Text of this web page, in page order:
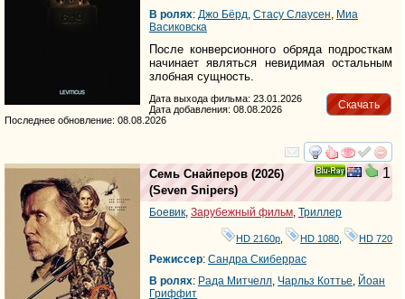
В ролях: Джо Бёрд, Стаcy Cлаусен, Миа
Васиковска
После конверсионного обряда подросткам
начинает являться невидимая остальным
злобная сущность.
Скачать
Дата выхода фильма: 23.01.2026
Дата добавления: 08.08.2026
Последнее обновление: 08.08.2026
смотреть
1
Семь Снайперов (2026)
(Seven Snipers)
Боевик Зарубежный фильм Триллер
HD 2160р HD 1080 HD 720
Режиссер: Сандра Скиберрас
В ролях: Рада Митчелл Чарльз Коттье Йоан
Гриффит